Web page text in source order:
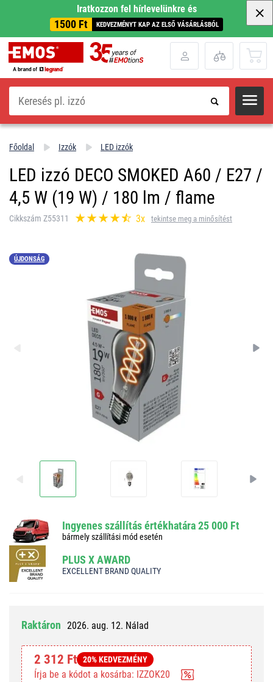
Iratkozzon fel hírlevelünkre és
1500 Ft KEDVEZMÉNYT KAP AZ ELSŐ VÁSÁRLÁSBÓL
Keresés
Főoldal Izzók LED izzók
LED izzó DECO SMOKED A60 / E27 /
4,5 W (19 W) / 180 lm / flame
Cikkszám Z55311 3x tekintse meg a minősítést
ÚJDONSÁG
Ingyenes szállítás értékhatára 25 000 Ft
bármely szállítási mód esetén
PLUS X AWARD
EXCELLENT BRAND QUALITY
Raktáron 2026. aug. 12. Nálad
2 312 Ft 20% KEDVEZMÉNY
Írja be a kódot a kosárba: IZZOK20